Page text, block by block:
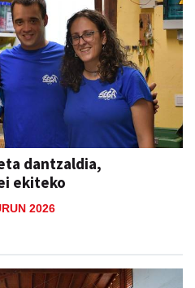
dantzaldia,
ekiteko
2026